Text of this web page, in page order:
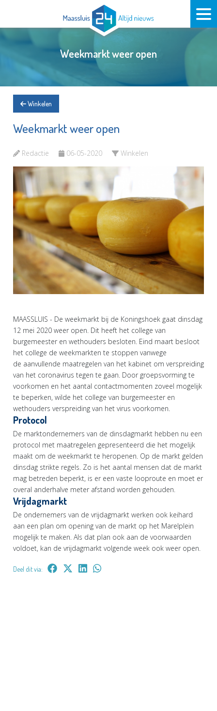
Weekmarkt weer open
Winkelen
Weekmarkt weer open
Redactie 06-05-2020 Winkelen
MAASSLUIS - De weekmarkt bij de Koningshoek gaat dinsdag
12 mei 2020 weer open. Dit heeft het college van
burgemeester en wethouders besloten. Eind maart besloot
het college de weekmarkten te stoppen vanwege
de aanvullende maatregelen van het kabinet om verspreiding
van het coronavirus tegen te gaan. Door groepsvorming te
voorkomen en het aantal contactmomenten zoveel mogelijk
te beperken, wilde het college van burgemeester en
wethouders verspreiding van het virus voorkomen.
Protocol
De marktondernemers van de dinsdagmarkt hebben nu een
protocol met maatregelen gepresenteerd die het mogelijk
maakt om de weekmarkt te heropenen. Op de markt gelden
dinsdag strikte regels. Zo is het aantal mensen dat de markt
mag betreden beperkt, is er een vaste looproute en moet er
overal anderhalve meter afstand worden gehouden.
Vrijdagmarkt
De ondernemers van de vrijdagmarkt werken ook keihard
aan een plan om opening van de markt op het Marelplein
mogelijk te maken. Als dat plan ook aan de voorwaarden
voldoet, kan de vrijdagmarkt volgende week ook weer open.
Deel dit via: